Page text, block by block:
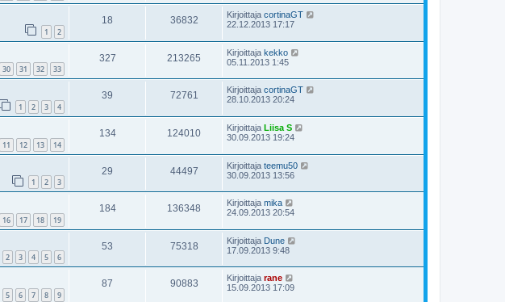
1 2
18 36832 Kirjoittaja cortinaGT
22.12.2013 17:17
30 31 32 33
327 213265 Kirjoittaja kekko
05.11.2013 1:45
1 2 3 4
39 72761 Kirjoittaja cortinaGT
28.10.2013 20:24
11 12 13 14
134 124010 Kirjoittaja Liisa S
30.09.2013 19:24
1 2 3
29 44497 Kirjoittaja teemu50
30.09.2013 13:56
16 17 18 19
184 136348 Kirjoittaja mika
24.09.2013 20:54
2 3 4 5 6
53 75318 Kirjoittaja Dune
17.09.2013 9:48
5 6 7 8 9
87 90883 Kirjoittaja rane
15.09.2013 17:09